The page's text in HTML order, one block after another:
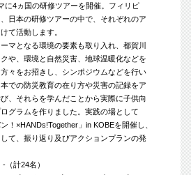
に4ヵ国の研修ツアーを開催。フィリピ
日本の研修ツアーの中で、それぞれのア
て活動します。
マとなる環境の要素も取り入れ、都賀川
や、環境と自然災害、地球温暖化などを
々をお招きし、シンポジウムなどを行い
での防災教育の在り方や災害の記録をア
、それらを学んだことから実際に子供向
グラムを作りました。実践の場として
！×HANDs!Together」in KOBEを開催し、
て、振り返り及びアクションプランの発
（計24名）